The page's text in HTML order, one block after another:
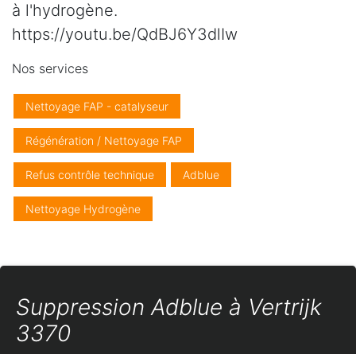
à l'hydrogène.
https://youtu.be/QdBJ6Y3dlIw
Nos services
Nettoyage FAP - catalyseur
Régénération / Nettoyage FAP
Refus contrôle technique Adblue
Nettoyage Hydrogène
Suppression Adblue à Vertrijk
3370